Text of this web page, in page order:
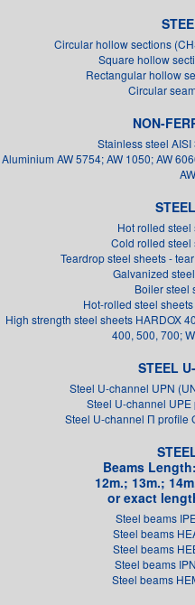
Circular hollow sections
Square hollow
Rectangular hollow
Circular
NON-
Stainless steel AISI
Aluminium AW 5754; AW 1050; AW
Hot rolled steel
Cold rolled
Teardrop steel sheets -
Galvanized
Boiler steel
Hot-rolled steel
High strength steel sheets HARDOX
400, 500, 700;
STEEL
Steel U-channel UPN
Steel U-channel
Steel U-channel П profile
Beams
12m.; 13m.;
or exact
Steel beams
Steel beams
Steel beams
Steel beams
Steel beams